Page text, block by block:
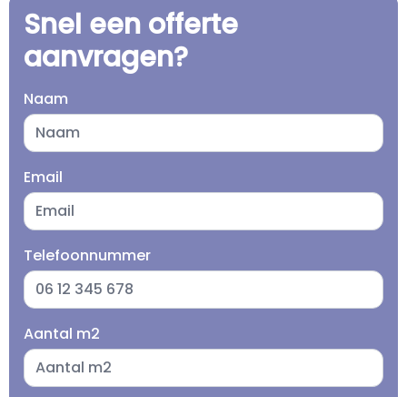
Snel een offerte
aanvragen?
Naam
Email
Telefoonnummer
Aantal m2